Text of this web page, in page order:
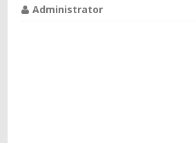
Administrator